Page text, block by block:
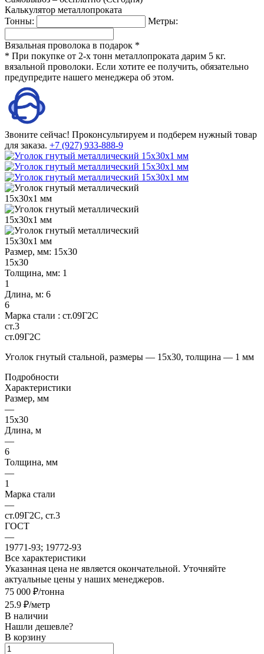
Калькулятор металлопроката
Тонны:
Метры:
Вязальная проволока в подарок *
* При покупке от 2-х тонн металлопроката дарим 5 кг.
вязальной проволоки. Если хотите ее получить, обязательно
предупредите нашего менеджера об этом.
Звоните сейчас! Проконсультируем и подберем нужный товар
для заказа. +7 (927) 933-888-9
Размер, мм: 15х30
15х30
Толщина, мм: 1
1
Длина, м: 6
6
Марка стали : ст.09Г2С
ст.3
ст.09Г2С
Уголок гнутый стальной, размеры — 15х30, толщина — 1 мм
Подробности
Характеристики
Размер, мм
—
15х30
Длина, м
—
6
Толщина, мм
—
1
Марка стали
—
ст.09Г2С, ст.3
ГОСТ
—
19771-93; 19772-93
Все характеристики
Указанная цена не является окончательной. Уточняйте
актуальные цены у наших менеджеров.
75 000 ₽/тонна
25.9 ₽/метр
В наличии
Нашли дешевле?
В корзину